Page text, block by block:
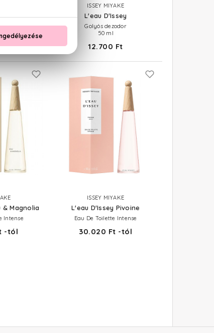
-tól
ISSEY MIYAKE
L'eau D'Issey
Golyós dezodor
50 ml
12.700 Ft
& Magnolia
Intense
-tól
ISSEY MIYAKE
L'eau D'Issey Pivoine
Eau De Toilette Intense
30.020 Ft -tól